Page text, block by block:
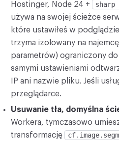
Hostinger, Node 24 +
sharp
używa na swojej ścieżce
które ustawiłeś w
trzyma izolowany na
parametrów) ograniczony
samymi ustawieniami
IP ani nazwie pliku. Jeśli
przeglądarce.
Usuwanie tła, domyślna
Workera, tymczasowo
transformację